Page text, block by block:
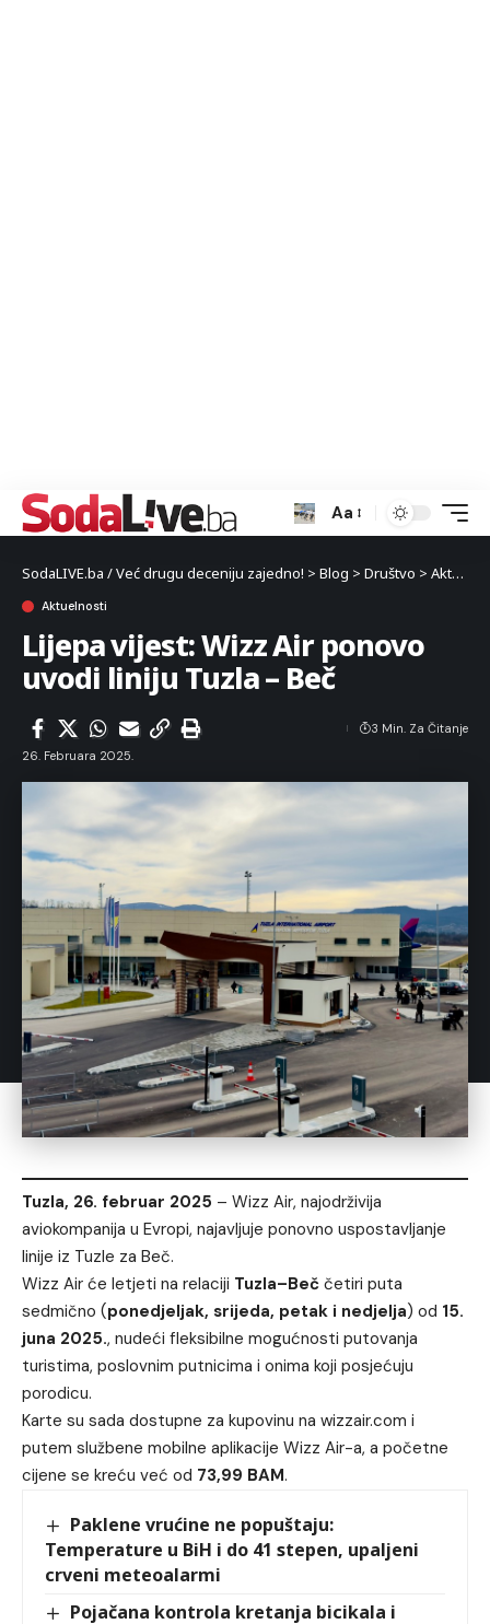
Aa
SodaLIVE.ba / Već drugu deceniju zajedno! > Blog > Društvo > Aktuelnosti
Aktuelnosti
Lijepa vijest: Wizz Air ponovo
uvodi liniju Tuzla – Beč
26. Februara 2025.
3 Min. Za Čitanje
Tuzla, 26. februar 2025 – Wizz Air, najodrživija
aviokompanija u Evropi, najavljuje ponovno uspostavljanje
linije iz Tuzle za Beč.
Wizz Air će letjeti na relaciji Tuzla–Beč četiri puta
sedmično (ponedjeljak, srijeda, petak i nedjelja) od 15.
juna 2025., nudeći fleksibilne mogućnosti putovanja
turistima, poslovnim putnicima i onima koji posjećuju
porodicu.
Karte su sada dostupne za kupovinu na wizzair.com i
putem službene mobilne aplikacije Wizz Air-a, a početne
cijene se kreću već od 73,99 BAM.
Paklene vrućine ne popuštaju:
Temperature u BiH i do 41 stepen, upaljeni
crveni meteoalarmi
Pojačana kontrola kretanja bicikala i